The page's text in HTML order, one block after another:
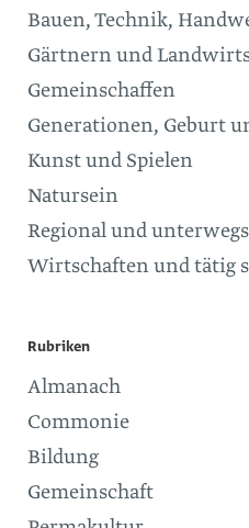
Bauen, Technik,
Gärtnern und
Gemeinschaffen
Generationen, Geburt
Kunst und Spielen
Natursein
Regional und
Wirtschaften und tätig
Rubriken
Almanach
Commonie
Bildung
Gemeinschaft